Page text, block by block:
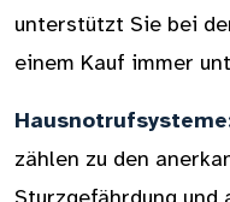
unterstützt Sie bei
einem Kauf immer
zählen zu den